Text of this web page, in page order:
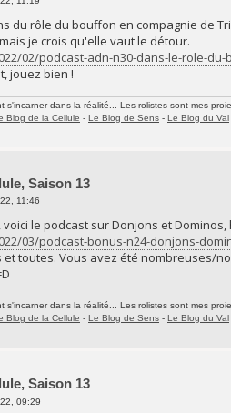
du rôle du bouffon en compagnie de
je crois qu'elle vaut le détour.
02/podcast-adn-n30-dans-le-role-
jouez bien !
s'incarner dans la réalité... Les rolistes sont mes
Blog de la Cellule - Le Blog de Sens - Le Blog du Val
Saison 13
11:46
le podcast sur Donjons et
03/podcast-bonus-n24-donjons-
et toutes. Vous avez été nombreuses/
s'incarner dans la réalité... Les rolistes sont mes
Blog de la Cellule - Le Blog de Sens - Le Blog du Val
Saison 13
09:29